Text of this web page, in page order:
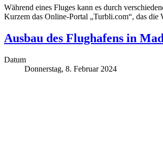
Während eines Fluges kann es durch
Kurzem das Online-Portal „Turbli.com“, das
Ausbau des Flughafens in
Datum
Donnerstag, 8. Februar 2024